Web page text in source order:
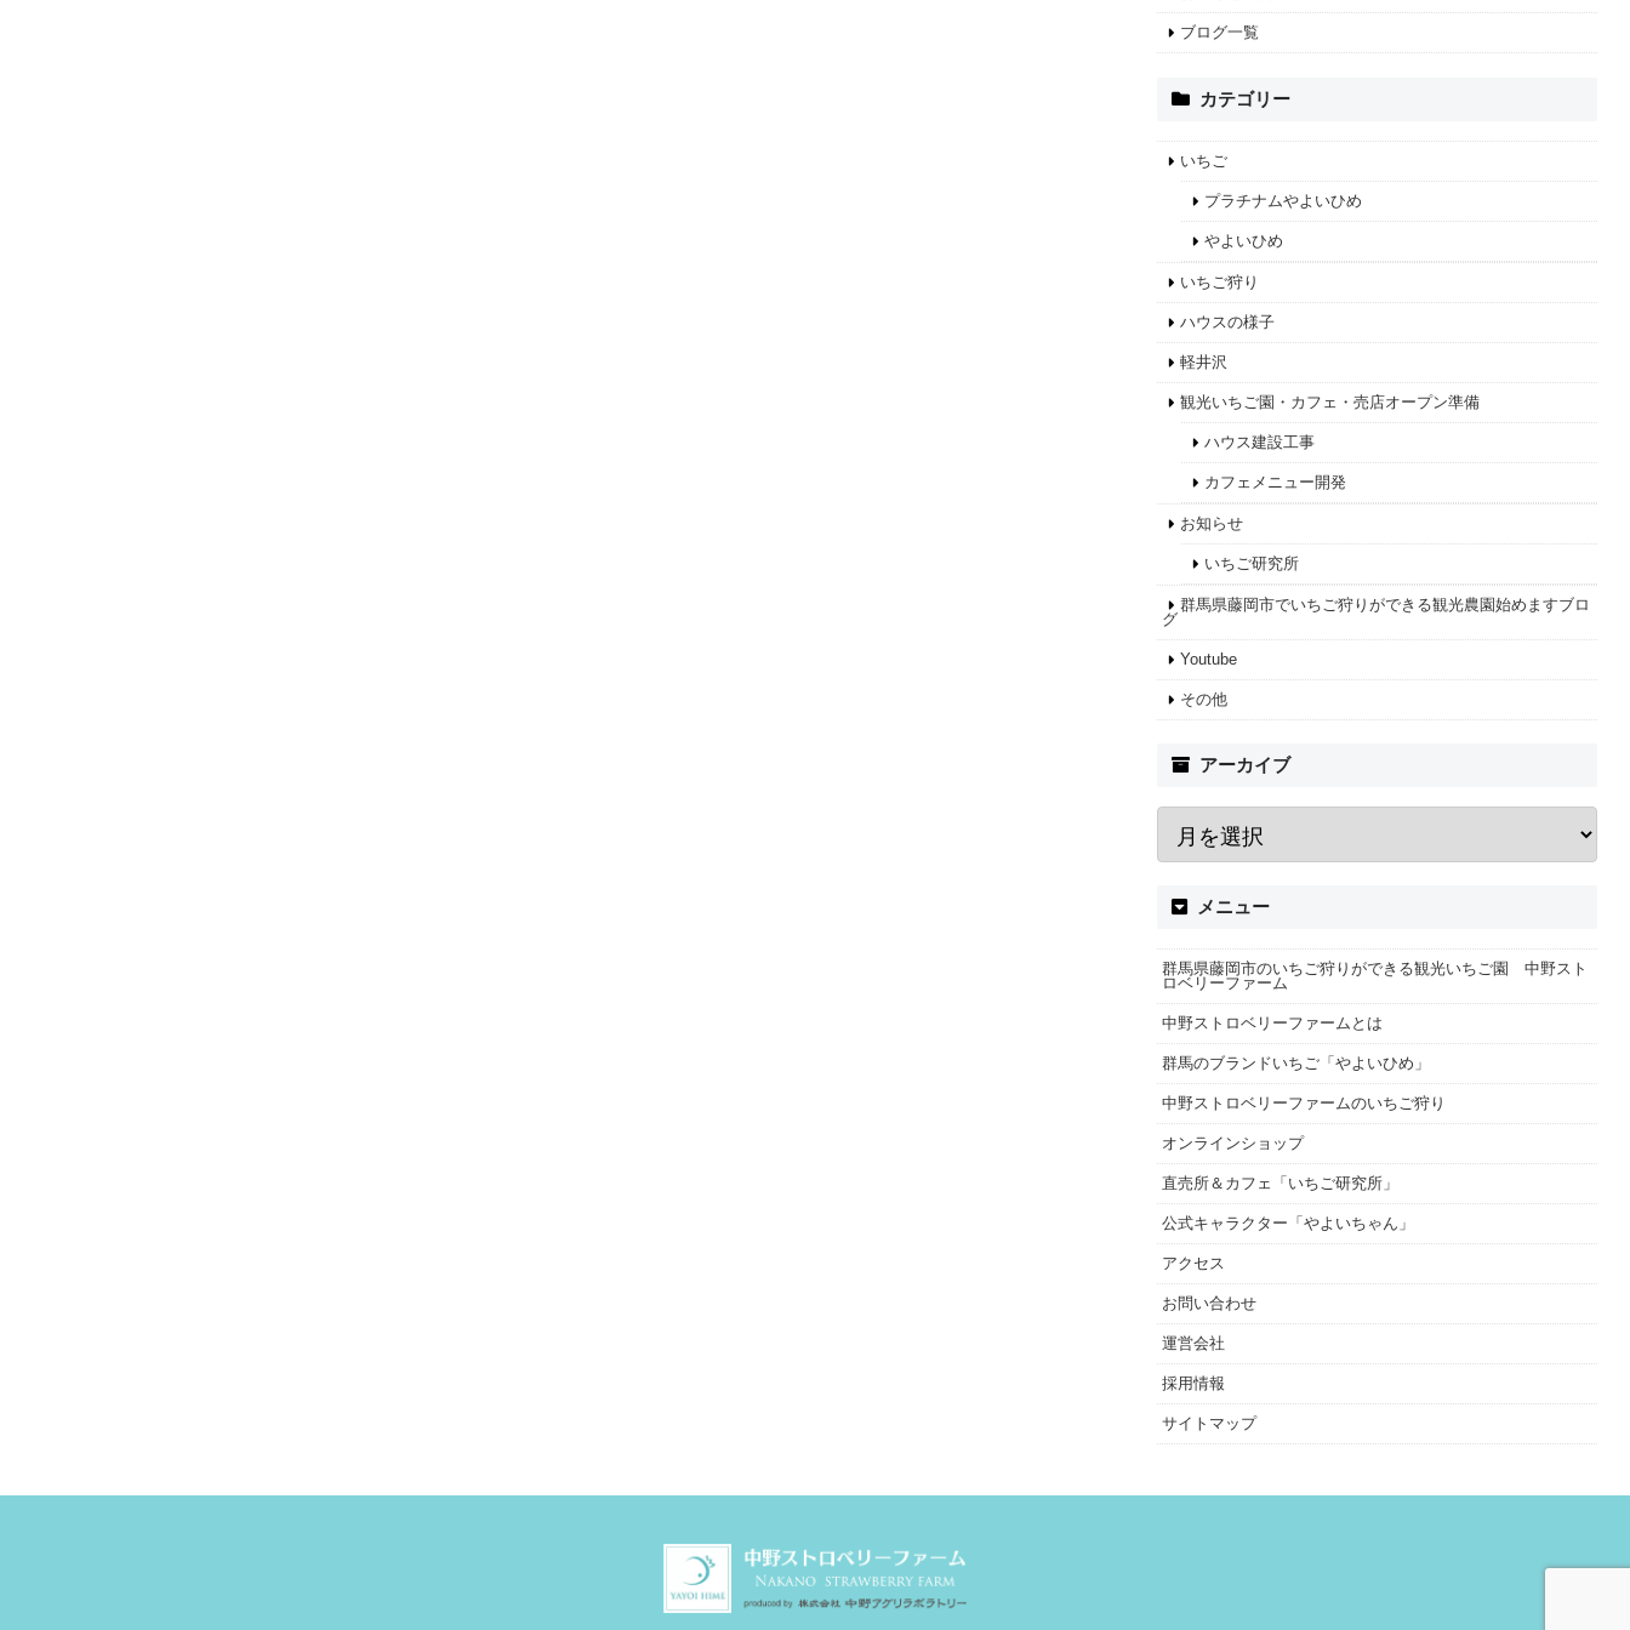
ブログ一覧
カテゴリー
いちご
プラチナムやよいひめ
やよいひめ
いちご狩り
ハウスの様子
軽井沢
観光いちご園・カフェ・売店オープン準備
ハウス建設工事
カフェメニュー開発
お知らせ
いちご研究所
群馬県藤岡市でいちご狩りができる観光農園始めますブロ
グ
Youtube
その他
アーカイブ
メニュー
群馬県藤岡市のいちご狩りができる観光いちご園 中野スト
ロベリーファーム
中野ストロベリーファームとは
群馬のブランドいちご「やよいひめ」
中野ストロベリーファームのいちご狩り
オンラインショップ
直売所＆カフェ「いちご研究所」
公式キャラクター「やよいちゃん」
アクセス
お問い合わせ
運営会社
採用情報
サイトマップ